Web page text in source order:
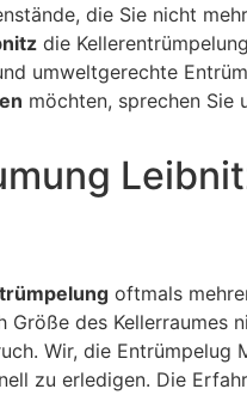
die Sie nicht
die
umweltgerechte
möchten, sprechen Sie
oftmals
Größe des Kellerraumes
Wir, die Entrümpelug
zu erledigen. Die